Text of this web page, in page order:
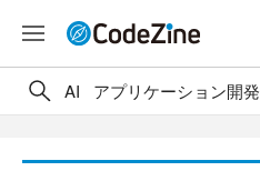
AI アプリケーション開発